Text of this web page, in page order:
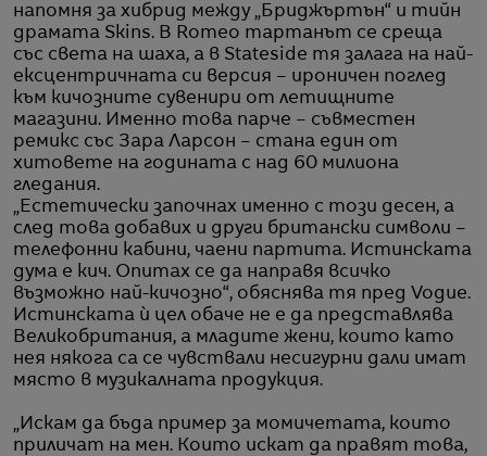
напомня за хибрид между „Бриджъртън“ и тийн
драмата Skins. В Romeo тартанът се среща
със света на шаха, а в Stateside тя залага на най-
ексцентричната си версия – ироничен поглед
към кичозните сувенири от летищните
магазини. Именно това парче – съвместен
ремикс със Зара Ларсон – стана един от
хитовете на годината с над 60 милиона
гледания.
„Естетически започнах именно с този десен, а
след това добавих и други британски символи –
телефонни кабини, чаени партита. Истинската
дума е кич. Опитах се да направя всичко
възможно най-кичозно“, обяснява тя пред Vogue.
Истинската ѝ цел обаче не е да представлява
Великобритания, а младите жени, които като
нея някога са се чувствали несигурни дали имат
място в музикалната продукция.
„Искам да бъда пример за момичетата, които
приличат на мен. Които искат да правят това,